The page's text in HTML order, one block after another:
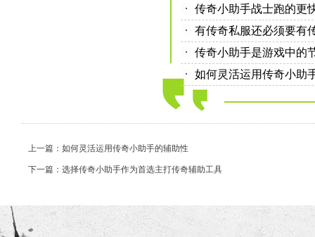
传奇小助手战士跑的更
有传奇私服还必须要有
传奇小助手是游戏中的
如何灵活运用传奇小助
上一篇：如何灵活运用传奇小助手的辅助性
下一篇：选择传奇小助手作为首选主打传奇辅助工具